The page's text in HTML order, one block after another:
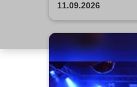
11.09.2026